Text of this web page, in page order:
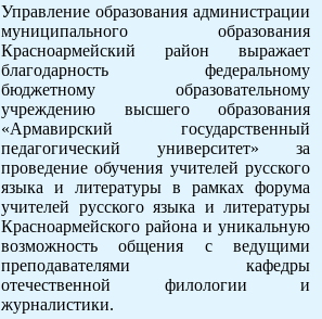
Управление образования администрации
муниципального образования
Красноармейский район выражает
благодарность федеральному
бюджетному образовательному
учреждению высшего образования
«Армавирский государственный
педагогический университет» за
проведение обучения учителей русского
языка и литературы в рамках форума
учителей русского языка и литературы
Красноармейского района и уникальную
возможность общения с ведущими
преподавателями кафедры
отечественной филологии и
журналистики.